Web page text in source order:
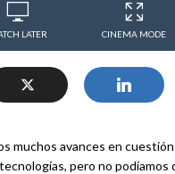
LATER CINEMA MODE
muchos avances en
pero no podíamos